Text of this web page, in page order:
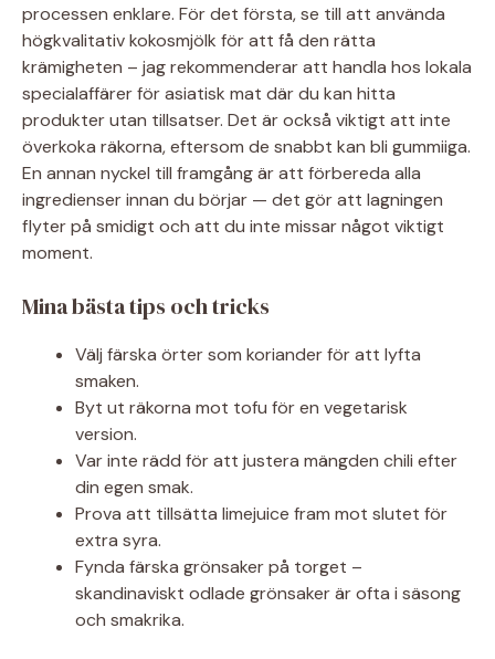
processen enklare. För det första, se till att använda
högkvalitativ kokosmjölk för att få den rätta
krämigheten – jag rekommenderar att handla hos lokala
specialaffärer för asiatisk mat där du kan hitta
produkter utan tillsatser. Det är också viktigt att inte
överkoka räkorna, eftersom de snabbt kan bli gummiiga.
En annan nyckel till framgång är att förbereda alla
ingredienser innan du börjar — det gör att lagningen
flyter på smidigt och att du inte missar något viktigt
moment.
Mina bästa tips och tricks
Välj färska örter som koriander för att lyfta
smaken.
Byt ut räkorna mot tofu för en vegetarisk
version.
Var inte rädd för att justera mängden chili efter
din egen smak.
Prova att tillsätta limejuice fram mot slutet för
extra syra.
Fynda färska grönsaker på torget –
skandinaviskt odlade grönsaker är ofta i säsong
och smakrika.